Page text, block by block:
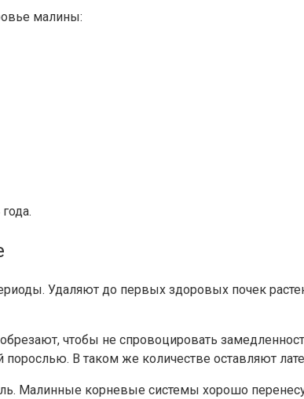
малины:
Удаляют до первых здоровых почек
чтобы не спровоцировать
В таком же количестве оставляют
Малинные корневые системы хорошо